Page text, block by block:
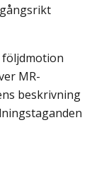
MR-
beskrivning